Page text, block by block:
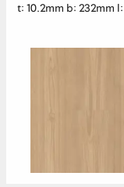
t: 10.2mm b: 232mm